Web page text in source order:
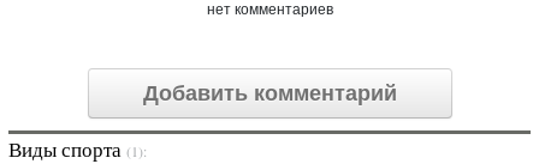
нет комментариев
Добавить комментарий
Виды спорта (1):